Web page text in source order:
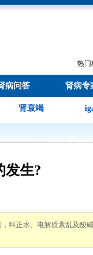
热门
病问答 肾病专
肾衰竭
发生?
纠正水、电解质紊乱及酸